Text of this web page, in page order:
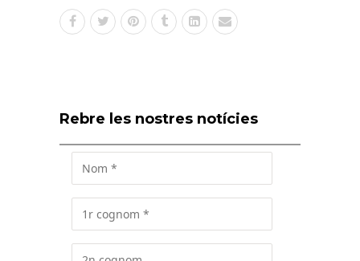
Rebre les nostres notícies